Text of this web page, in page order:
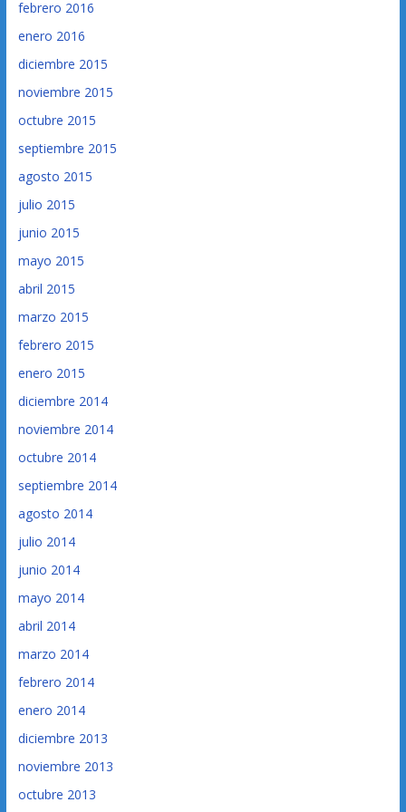
febrero 2016
enero 2016
diciembre 2015
noviembre 2015
octubre 2015
septiembre 2015
agosto 2015
julio 2015
junio 2015
mayo 2015
abril 2015
marzo 2015
febrero 2015
enero 2015
diciembre 2014
noviembre 2014
octubre 2014
septiembre 2014
agosto 2014
julio 2014
junio 2014
mayo 2014
abril 2014
marzo 2014
febrero 2014
enero 2014
diciembre 2013
noviembre 2013
octubre 2013